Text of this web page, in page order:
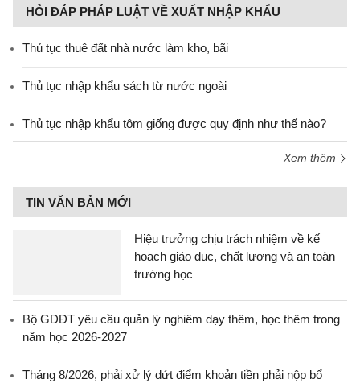
HỎI ĐÁP PHÁP LUẬT VỀ XUẤT NHẬP KHẨU
Thủ tục thuê đất nhà nước làm kho, bãi
Thủ tục nhập khẩu sách từ nước ngoài
Thủ tục nhập khẩu tôm giống được quy định như thế nào?
Xem thêm
TIN VĂN BẢN MỚI
Hiệu trưởng chịu trách nhiệm về kế
hoạch giáo dục, chất lượng và an toàn
trường học
Bộ GDĐT yêu cầu quản lý nghiêm dạy thêm, học thêm trong
năm học 2026-2027
Tháng 8/2026, phải xử lý dứt điểm khoản tiền phải nộp bổ